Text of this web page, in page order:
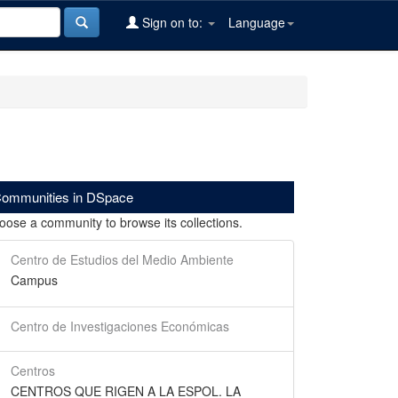
Language
Sign on to:
in DSpace
a community to browse its collections.
Centro de Estudios del Medio Ambiente
Campus
Centro de Investigaciones Económicas
Centros
CENTROS QUE RIGEN A LA ESPOL. LA